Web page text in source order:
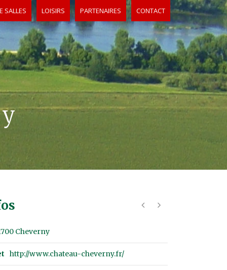
SALLES LOISIRS PARTENAIRES CONTACT
Cheverny
http://www.chateau-cheverny.fr/